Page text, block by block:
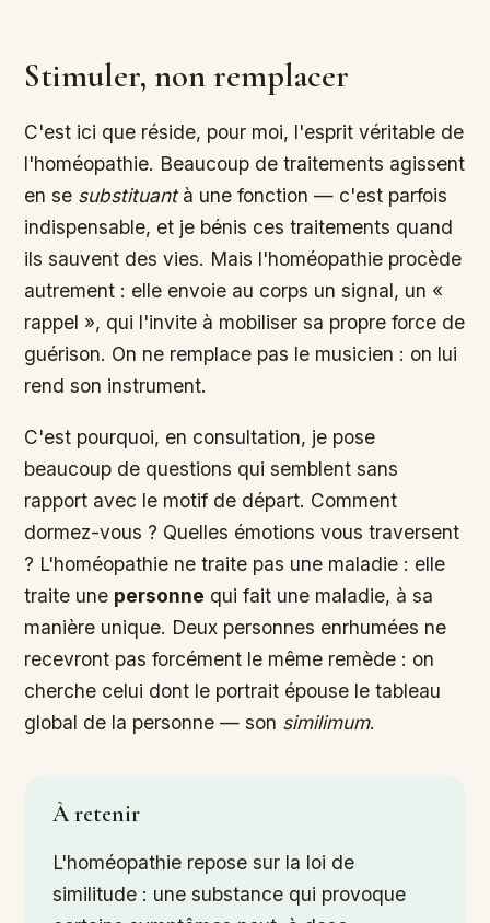
Stimuler, non remplacer
C'est ici que réside, pour moi, l'esprit véritable de
l'homéopathie. Beaucoup de traitements agissent
en se substituantà une fonction — c'est parfois
indispensable, et je bénis ces traitements quand
ils sauvent des vies. Mais l'homéopathie procède
autrement : elle envoie au corps un signal, un «
rappel », qui l'invite à mobiliser sa propre force de
guérison. On ne remplace pas le musicien : on lui
rend son instrument.
C'est pourquoi, en consultation, je pose
beaucoup de questions qui semblent sans
rapport avec le motif de départ. Comment
dormez-vous ? Quelles émotions vous traversent
? L'homéopathie ne traite pas une maladie : elle
traite une personne qui fait une maladie, à sa
manière unique. Deux personnes enrhumées ne
recevront pas forcément le même remède : on
cherche celui dont le portrait épouse le tableau
global de la personne — son similimum.
À retenir
L'homéopathie repose sur la loi de
similitude : une substance qui provoque